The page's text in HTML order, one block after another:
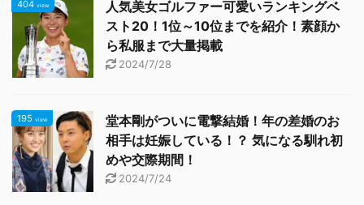
404 view
人気美女ゴルファー可愛いランキングベ
スト20！1位～10位までを紹介！素顔か
ら私服まで大量掲載
2024/7/28
195 view
堂本剛がついに電撃結婚！年の差婚のお
相手は妊娠している！？ 気になる馴れ初
めや交際期間！
2024/7/24